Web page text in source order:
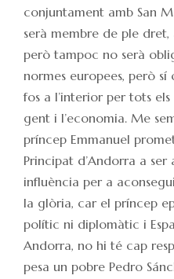
conjuntament amb San
serà membre de ple
però tampoc no serà
normes europees, però
fos a l’interior per tots
gent i l’economia. Me
príncep Emmanuel
Principat d’Andorra a ser
influència per a
la glòria, car el príncep
polític ni diplomàtic i
Andorra, no hi té cap
pesa un pobre Pedro